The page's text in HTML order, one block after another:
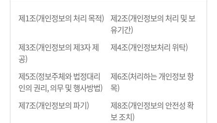
제1조(개인정보의 처리 목적) 제2조(개인정보의 처리 및 보
유기간)
제3조(개인정보의 제3자 제
공)
제4조(개인정보처리 위탁)
제5조(정보주체와 법정대리
인의 권리, 의무 및 행사방법)
제6조(처리하는 개인정보 항
목)
제7조(개인정보의 파기)
제8조(개인정보의 안전성 확
보 조치)